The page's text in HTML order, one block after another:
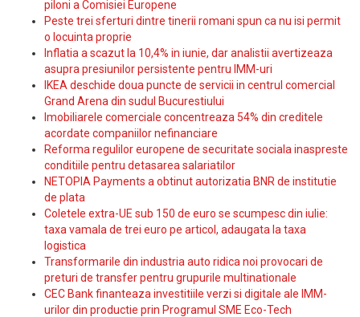
piloni a Comisiei Europene
Peste trei sferturi dintre tinerii romani spun ca nu isi permit
o locuinta proprie
Inflatia a scazut la 10,4% in iunie, dar analistii avertizeaza
asupra presiunilor persistente pentru IMM-uri
IKEA deschide doua puncte de servicii in centrul comercial
Grand Arena din sudul Bucurestiului
Imobiliarele comerciale concentreaza 54% din creditele
acordate companiilor nefinanciare
Reforma regulilor europene de securitate sociala inaspreste
conditiile pentru detasarea salariatilor
NETOPIA Payments a obtinut autorizatia BNR de institutie
de plata
Coletele extra-UE sub 150 de euro se scumpesc din iulie:
taxa vamala de trei euro pe articol, adaugata la taxa
logistica
Transformarile din industria auto ridica noi provocari de
preturi de transfer pentru grupurile multinationale
CEC Bank finanteaza investitiile verzi si digitale ale IMM-
urilor din productie prin Programul SME Eco-Tech